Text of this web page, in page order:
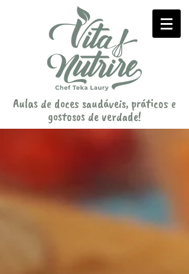
Aulas de doces saudáveis, práticos e
gostosos de verdade!